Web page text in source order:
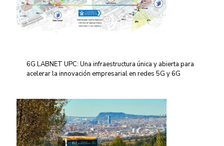
6G LABNET UPC: Una infraestructura única y abierta para
acelerar la innovación empresarial en redes 5G y 6G